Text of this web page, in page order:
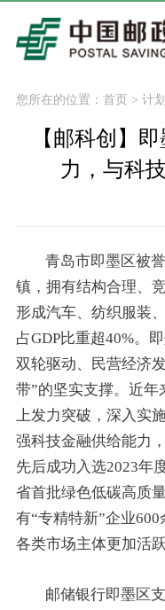
您所在的位置： 首页> 计
【邮科创】
力，与科
青岛市即墨区被
镇，拥有结构合理、
形成汽车、纺织服装
占GDP比重超40%。
双轮驱动、民营经济
带”的坚实支撑。近
上发力突破，深入实
强科技金融供给能力
先后成功入选2023年
省首批绿色低碳高质
有“专精特新”企业
各类市场主体更加活
邮储银行即墨区